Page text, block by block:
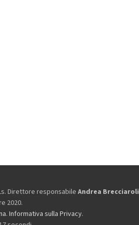
Direttore responsabile Andrea Brecciaroli
2020.
. Informativa sulla Privacy.